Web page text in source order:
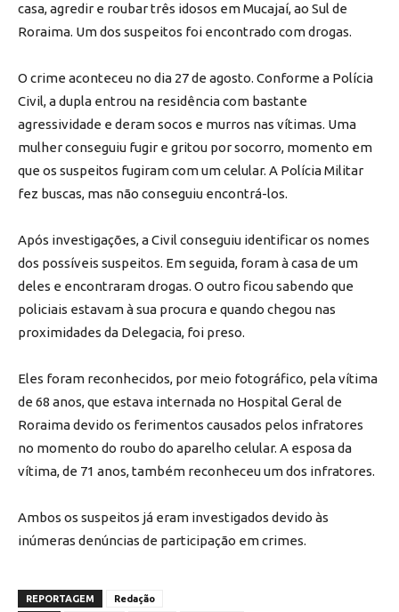
casa, agredir e roubar três idosos em Mucajaí, ao Sul de
Roraima. Um dos suspeitos foi encontrado com drogas.
O crime aconteceu no dia 27 de agosto. Conforme a Polícia
Civil, a dupla entrou na residência com bastante
agressividade e deram socos e murros nas vítimas. Uma
mulher conseguiu fugir e gritou por socorro, momento em
que os suspeitos fugiram com um celular. A Polícia Militar
fez buscas, mas não conseguiu encontrá-los.
Após investigações, a Civil conseguiu identificar os nomes
dos possíveis suspeitos. Em seguida, foram à casa de um
deles e encontraram drogas. O outro ficou sabendo que
policiais estavam à sua procura e quando chegou nas
proximidades da Delegacia, foi preso.
Eles foram reconhecidos, por meio fotográfico, pela vítima
de 68 anos, que estava internada no Hospital Geral de
Roraima devido os ferimentos causados pelos infratores
no momento do roubo do aparelho celular. A esposa da
vítima, de 71 anos, também reconheceu um dos infratores.
Ambos os suspeitos já eram investigados devido às
inúmeras denúncias de participação em crimes.
REPORTAGEM Redação